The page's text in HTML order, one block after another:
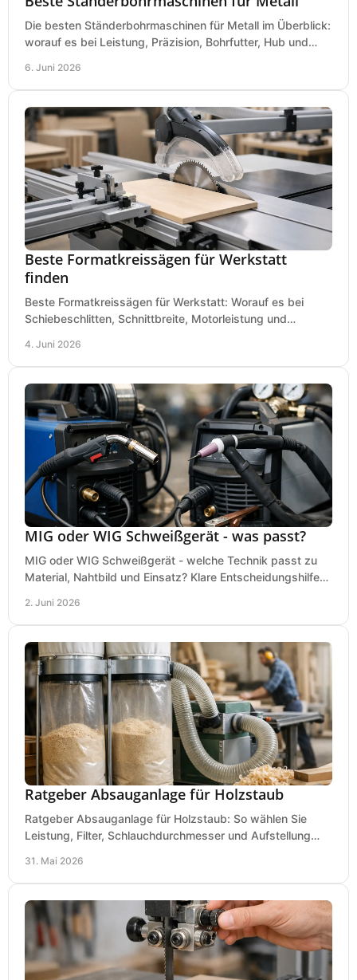
Die besten Ständerbohrmaschinen für Metall im Überblick:
worauf es bei Leistung, Präzision, Bohrfutter, Hub und
6. Juni 2026
Beste Formatkreissägen für Werkstatt
finden
Beste Formatkreissägen für Werkstatt: Worauf es bei
Schiebeschlitten, Schnittbreite, Motorleistung und
4. Juni 2026
MIG oder WIG Schweißgerät - was passt?
MIG oder WIG Schweißgerät - welche Technik passt zu
Material, Nahtbild und Einsatz? Klare Entscheidungshilfe
2. Juni 2026
Ratgeber Absauganlage für Holzstaub
Ratgeber Absauganlage für Holzstaub: So wählen Sie
Leistung, Filter, Schlauchdurchmesser und Aufstellung
31. Mai 2026